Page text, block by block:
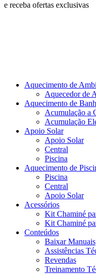
e receba ofertas exclusivas
Aquecimento de
Aquecedor de
Aquecimento de
Acumulação a
Acumulação
Apoio Solar
Apoio Solar
Central
Piscina
Aquecimento de
Piscina
Central
Apoio Solar
Acessórios
Kit Chaminé
Kit Chaminé
Conteúdos
Baixar Manuais
Assistências
Revendas
Treinamento